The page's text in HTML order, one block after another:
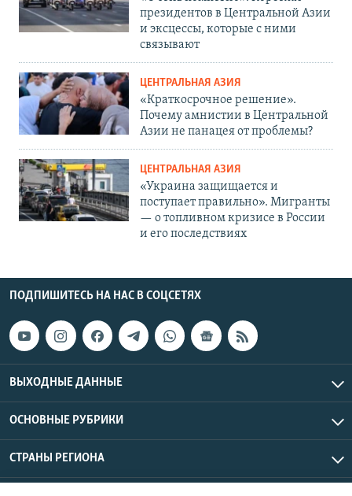
президентов в Центральной Азии
и эксцессы, которые с ними
связывают
ЦЕНТРАЛЬНАЯ АЗИЯ
«Краткосрочное решение».
Почему амнистии в Центральной
Азии не панацея от проблемы?
ЦЕНТРАЛЬНАЯ АЗИЯ
«Украина защищается и
поступает правильно». Мигранты
— о топливном кризисе в России
и его последствиях
ПОДПИШИТЕСЬ НА НАС В СОЦСЕТЯХ
ВЫХОДНЫЕ ДАННЫЕ
ОСНОВНЫЕ РУБРИКИ
СТРАНЫ РЕГИОНА